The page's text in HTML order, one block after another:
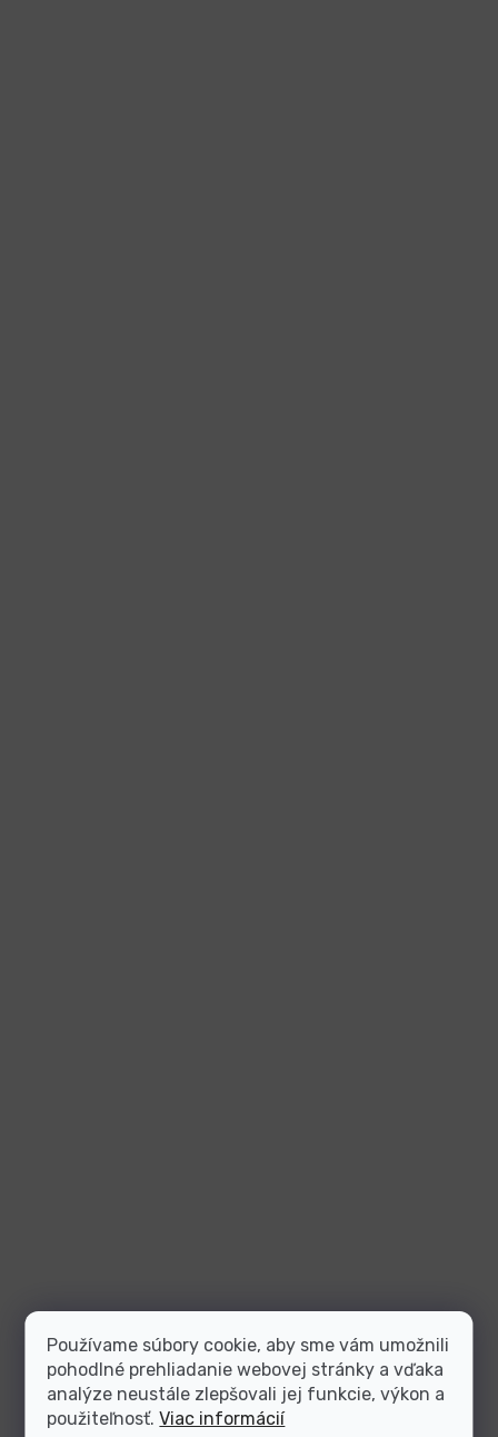
Používame súbory cookie, aby sme vám umožnili
pohodlné prehliadanie webovej stránky a vďaka
analýze neustále zlepšovali jej funkcie, výkon a
použiteľnosť.Viac informácií